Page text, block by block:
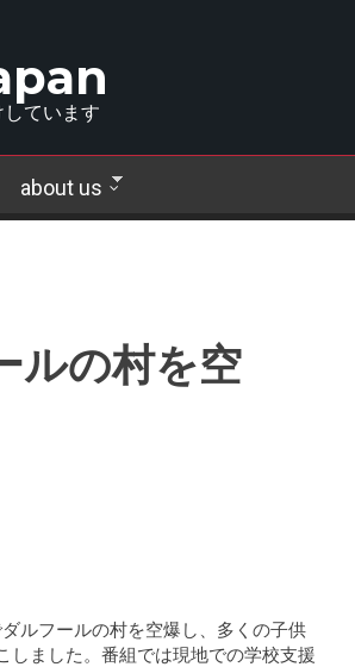
ています
about us
ルの村を空
ルフールの村を空爆し、多くの子供
しました。番組では現地での学校支援